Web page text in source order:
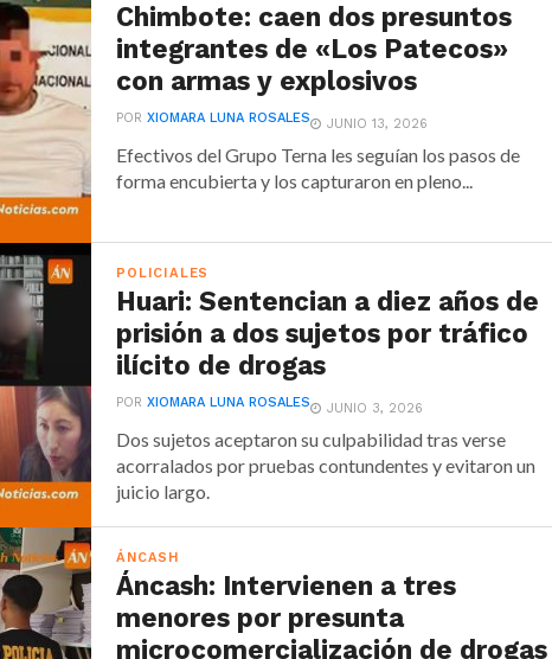
Chimbote: caen dos presuntos
integrantes de «Los Patecos»
con armas y explosivos
PORXIOMARA LUNA ROSALES JUNIO 13, 2026
Efectivos del Grupo Terna les seguían los pasos de
forma encubierta y los capturaron en pleno...
POLICIALES
Huari: Sentencian a diez años de
prisión a dos sujetos por tráfico
ilícito de drogas
PORXIOMARA LUNA ROSALES JUNIO 3, 2026
Dos sujetos aceptaron su culpabilidad tras verse
acorralados por pruebas contundentes y evitaron un
juicio largo.
ÁNCASH
Áncash: Intervienen a tres
menores por presunta
microcomercialización de drogas